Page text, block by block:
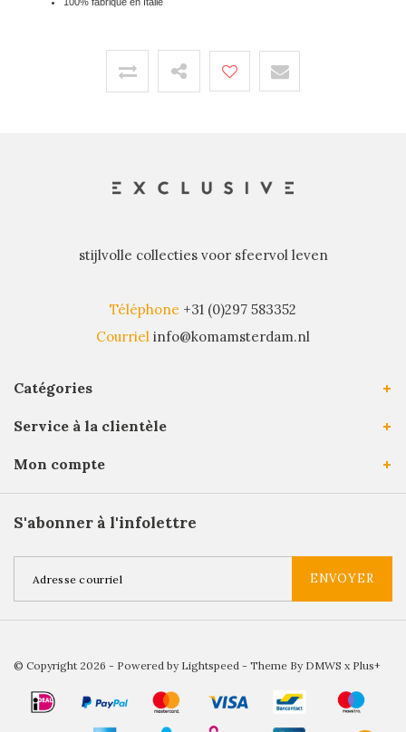
stijlvolle collecties voor sfeervol leven
Téléphone +31 (0)297 583352
Courriel info@komamsterdam.nl
Catégories
Service à la clientèle
Mon compte
S'abonner à l'infolettre
ENVOYER
© Copyright 2026 - Powered by Lightspeed - Theme By DMWS x Plus+